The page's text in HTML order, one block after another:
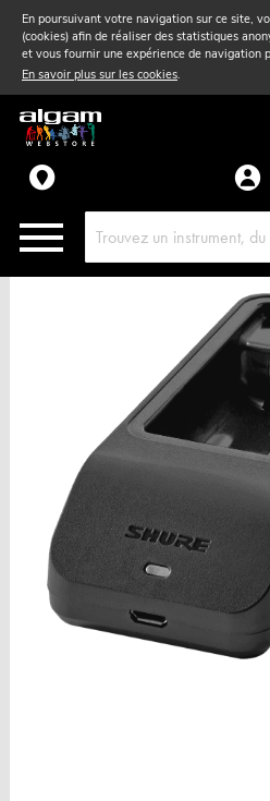
En poursuivant votre navigation sur ce site,
(cookies) afin de réaliser des statistiques
et vous fournir une expérience de navigation
En savoir plus sur les cookies.
Vent& Violon
Accessoires
Pièces détachées